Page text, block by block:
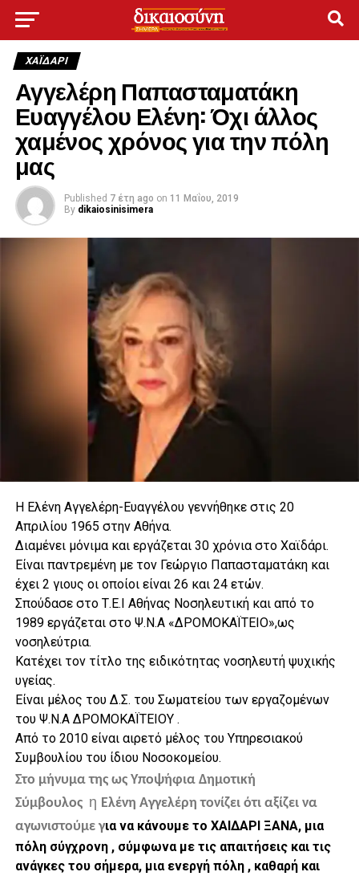
ΧΑΪΔΑΡΙ
Αγγελέρη Παπασταματάκη
Ευαγγέλου Ελένη: Όχι άλλος
χαμένος χρόνος για την πόλη
μας
Published 7 έτη ago on 11 Μαΐου, 2019
By dikaiosinisimera
Η Ελένη Αγγελέρη-Ευαγγέλου γεννήθηκε στις 20
Απριλίου 1965 στην Αθήνα.
Διαμένει μόνιμα και εργάζεται 30 χρόνια στο Χαϊδάρι.
Είναι παντρεμένη με τον Γεώργιο Παπασταματάκη και
έχει 2 γιους οι οποίοι είναι 26 και 24 ετών.
Σπούδασε στο Τ.Ε.Ι Αθήνας Νοσηλευτική και από το
1989 εργάζεται στο Ψ.Ν.Α «ΔΡΟΜΟΚΑΪΤΕΙΟ»,ως
νοσηλεύτρια.
Κατέχει τον τίτλο της ειδικότητας νοσηλευτή ψυχικής
υγείας.
Eίναι μέλος του Δ.Σ. του Σωματείου των εργαζομένων
του Ψ.Ν.Α ΔΡΟΜΟΚΑΪΤΕΙΟΥ .
Από το 2010 είναι αιρετό μέλος του Υπηρεσιακού
Συμβουλίου του ίδιου Νοσοκομείου.
Στο μήνυμα της ως Υποψήφια Δημοτική
Σύμβουλος η Ελένη Αγγελέρη τονίζει ότι αξίζει να
αγωνιστούμε για να κάνουμε το ΧΑΙΔΑΡΙ ΞΑΝΑ, μια
πόλη σύγχρονη , σύμφωνα με τις απαιτήσεις και τις
ανάγκες του σήμερα, μια ενεργή πόλη , καθαρή και